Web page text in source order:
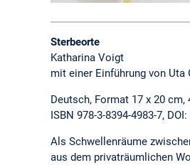
Sterbeorte
Katharina Voigt
mit einer Einführung von Uta
Deutsch, Format 17 x 20
ISBN 978-3-8394-4983-7, DOI:
Als Schwellenräume
aus dem privaträumlichen